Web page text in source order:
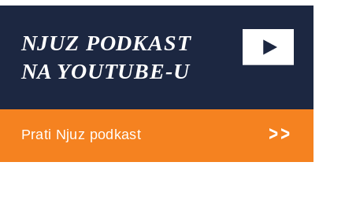
NJUZ PODKAST
NA YOUTUBE-U
Prati Njuz podkast